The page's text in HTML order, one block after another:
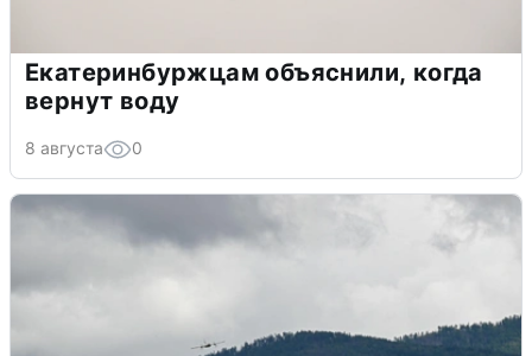
Екатеринбуржцам объяснили, когда
вернут воду
8 августа 0